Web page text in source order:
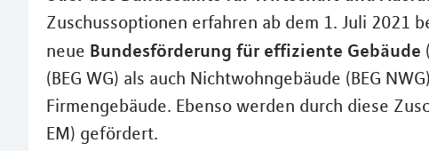
Zuschussoptionen erfahren ab dem 1. Juli 2021
neue Bundesförderung für effiziente Gebäude
(BEG WG) als auch Nichtwohngebäude (BEG
Firmengebäude. Ebenso werden durch diese
EM) gefördert.